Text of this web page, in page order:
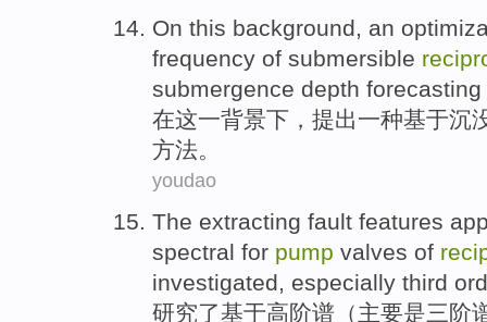
On this background, an
frequency of submersible
submergence depth forecasting
在这一背景下 ， 提出一种基于沉
方法。
youdao
The extracting fault features
spectral for pump valves of
investigated, especially third
研究了基于高阶谱 （主要是三阶